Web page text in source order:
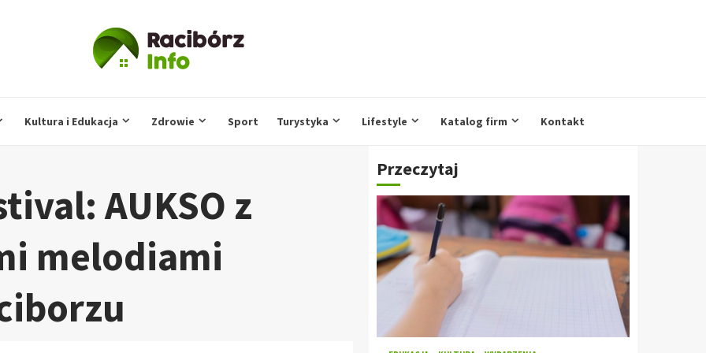
Kultura i Edukacja Zdrowie Sport Turystyka Lifestyle Katalog firm Kontakt
AUKSO z
melodiami
Przeczytaj